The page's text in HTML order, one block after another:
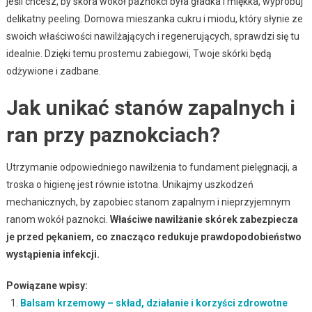
delikatny peeling. Domowa mieszanka cukru i miodu, który słynie ze
swoich właściwości nawilżających i regenerujących, sprawdzi się tu
idealnie. Dzięki temu prostemu zabiegowi, Twoje skórki będą
odżywione i zadbane.
Jak unikać stanów zapalnych i
ran przy paznokciach?
Utrzymanie odpowiedniego nawilżenia to fundament pielęgnacji, a
troska o higienę jest równie istotna. Unikajmy uszkodzeń
mechanicznych, by zapobiec stanom zapalnym i nieprzyjemnym
ranom wokół paznokci. Właściwe nawilżanie skórek zabezpiecza
je przed pękaniem, co znacząco redukuje prawdopodobieństwo
wystąpienia infekcji.
Powiązane wpisy:
Balsam krzemowy – skład, działanie i korzyści zdrowotne